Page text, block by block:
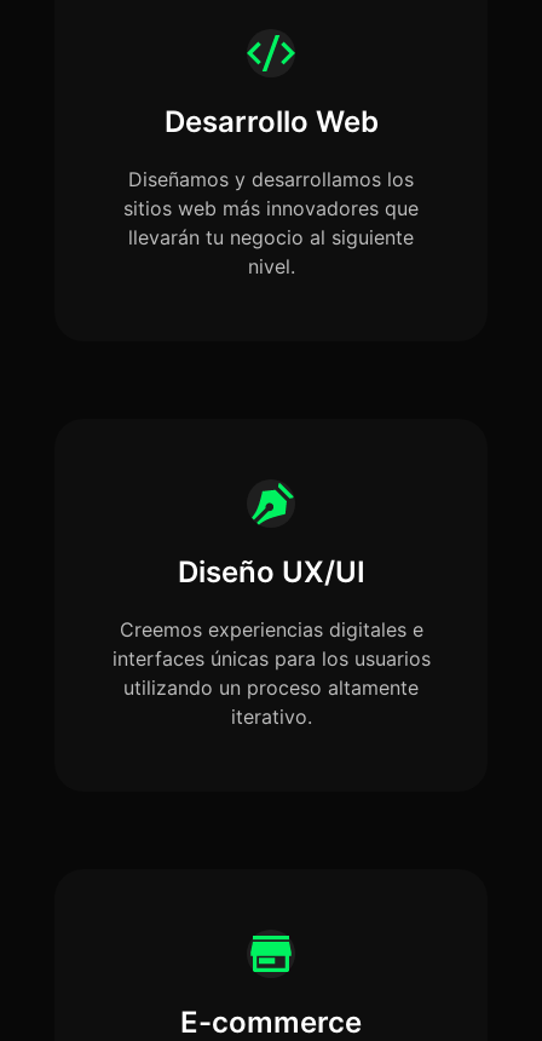
Desarrollo Web
Diseñamos y desarrollamos los
sitios web más innovadores que
llevarán tu negocio al siguiente
nivel.
Diseño UX/UI
Creemos experiencias digitales e
interfaces únicas para los usuarios
utilizando un proceso altamente
iterativo.
E-commerce